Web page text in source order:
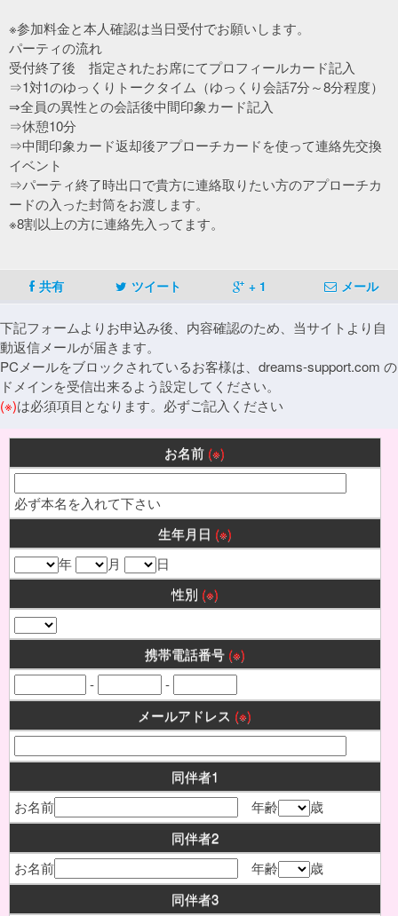
※参加料金と本人確認は当日受付でお願いします。
パーティの流れ
受付終了後 指定されたお席にてプロフィールカード記入
⇒1対1のゆっくりトークタイム（ゆっくり会話7分～8分程度）
⇒全員の異性との会話後中間印象カード記入
⇒休憩10分
⇒中間印象カード返却後アプローチカードを使って連絡先交換
イベント
⇒パーティ終了時出口で貴方に連絡取りたい方のアプローチカ
ードの入った封筒をお渡します。
※8割以上の方に連絡先入ってます。
共有 ツイート + 1 メール
下記フォームよりお申込み後、内容確認のため、当サイトより自
動返信メールが届きます。
PCメールをブロックされているお客様は、dreams-support.com の
ドメインを受信出来るよう設定してください。
(※)は必須項目となります。必ずご記入ください
お名前 (※)
必ず本名を入れて下さい
生年月日 (※)
年
月
日
性別 (※)
携帯電話番号 (※)
-
-
メールアドレス (※)
同伴者1
お名前
年齢
歳
同伴者2
お名前
年齢
歳
同伴者3